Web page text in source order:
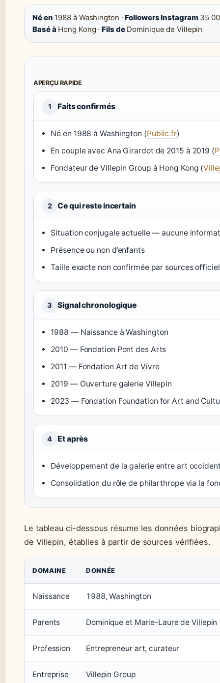
Né en 1988 à Washington ·Followers Instagram35
Basé à Hong Kong ·Fils deDominique de Villepin
APERÇU RAPIDE
1 Faits confirmés
Né en 1988 à Washington (Public.fr)
En couple avec Ana Girardot de 2015 à 2019 (
Fondateur de Villepin Group à Hong Kong (
2 Ce qui reste incertain
Situation conjugale actuelle — aucune
Présence ou non d’enfants
Taille exacte non confirmée par sources
3 Signal chronologique
1988 — Naissance à Washington
2010 — Fondation Pont des Arts
2011 — Fondation Art de Vivre
2019 — Ouverture galerie Villepin
2023 — Fondation Foundation for Art and
4 Et après
Développement de la galerie entre art
Consolidation du rôle de philarthrope via la
Le tableau ci-dessous résume les données
de Villepin, établies à partir de sources vérifiées.
DOMAINE DONNÉE
Naissance 1988, Washington
Parents Dominique et Marie-Laure de Villepin
Profession Entrepreneur art, curateur
Entreprise Villepin Group